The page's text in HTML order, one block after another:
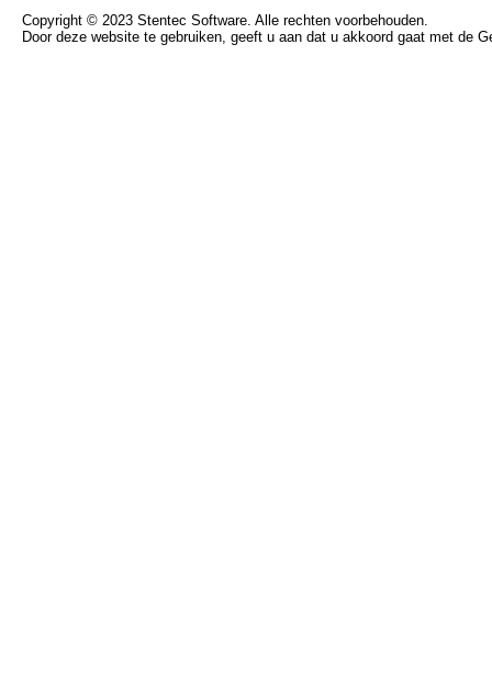
Copyright © 2023 Stentec Software. Alle rechten voorbehouden.
Door deze website te gebruiken, geeft u aan dat u akkoord gaat met de